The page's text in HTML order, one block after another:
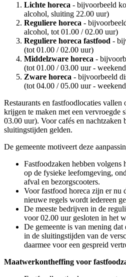
Lichte horeca - bijvoorbeeld
alcohol, sluiting 22.00 uur)
Reguliere horeca -
alcohol, tot 01.00 / 02.00 uur)
Reguliere horeca fastfood -
(tot 01.00 / 02.00 uur)
Middelzware horeca -
(tot 01.00 / 03.00 uur -
Zware horeca - bijvoorbeeld
(tot 04.00 / 05.00 uur -
Restaurants en fastfoodlocaties vallen
krijgen te maken met een vervroegde
03.00 uur). Voor cafés en nachtzaken
sluitingstijden gelden.
De gemeente motiveert deze
Fastfoodzaken hebben volgens
op de fysieke leefomgeving,
afval en bezorgscooters.
Voor fastfood horeca zijn er nu
nieuwe regels wordt iedereen
De meeste bedrijven in de
voor 02.00 uur gesloten in het
De gemeente is van mening
in de sluitingstijden van de
daarmee voor een gespreid
Maatwerkontheffing voor